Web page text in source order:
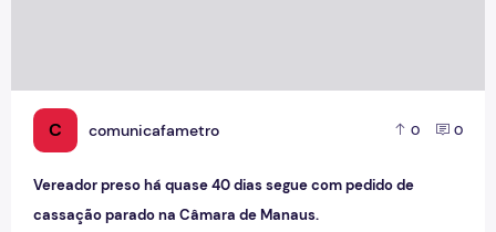
C comunicafametro 0 0
Vereador preso há quase 40 dias segue com pedido de
cassação parado na Câmara de Manaus.